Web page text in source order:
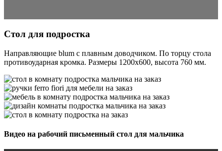
Стол для подростка
Направляющие blum с плавным доводчиком. По торцу стола
противоударная кромка. Размеры 1200х600, высота 760 мм.
Видео на рабочий письменный стол для мальчика